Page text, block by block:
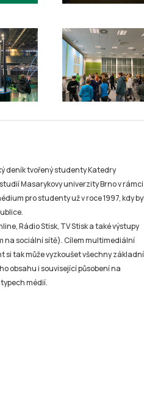
deník tvořený studenty Katedry
Masarykovy univerzity Brno v rámci
pro studenty už v roce 1997, kdy byl
Rádio Stisk, TV Stisk a také výstupy
na sociální sítě). Cílem multimediální
tak může vyzkoušet všechny základní
obsahu i související působení na
médií.